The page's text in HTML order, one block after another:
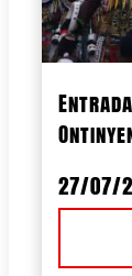
27/07/